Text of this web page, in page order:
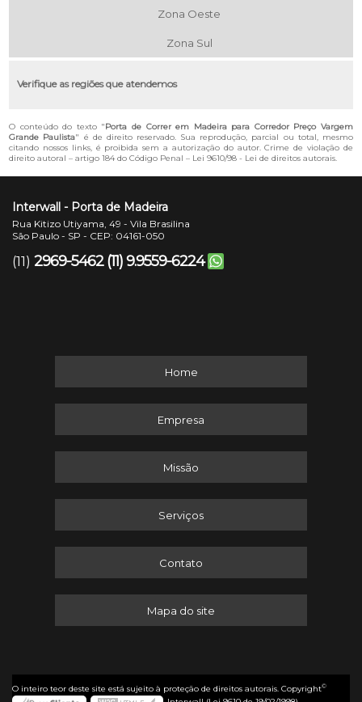
Zona Oeste
Zona Sul
Verifique as regiões que atendemos
O conteúdo do texto "Porta de Correr em Madeira para Corredor Preço Vargem
Grande Paulista" é de direito reservado. Sua reprodução, parcial ou total, mesmo
citando nossos links, é proibida sem a autorização do autor. Crime de violação de
direito autoral – artigo 184 do Código Penal – Lei 9610/98 - Lei de direitos autorais.
Interwall - Porta de Madeira
Rua Kitizo Utiyama, 49 - Vila Brasilina
São Paulo - SP - CEP: 04161-050
(11) 2969-5462 (11) 9.9559-6224
Home
Empresa
Missão
Serviços
Contato
Mapa do site
O inteiro teor deste site está sujeito à proteção de direitos autorais. Copyright©